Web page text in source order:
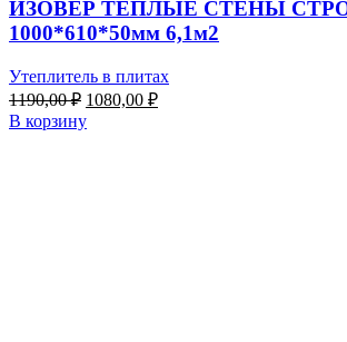
ИЗОВЕР ТЕПЛЫЕ СТЕНЫ
1000*610*50мм 6,1м2
Утеплитель в плитах
1190,00₽ Первоначальная
цена
составляла
1080,00 ₽Текущая
В корзину